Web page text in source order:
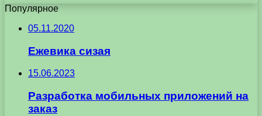
Популярное
05.11.2020
Ежевика сизая
15.06.2023
Разработка мобильных приложений на
заказ